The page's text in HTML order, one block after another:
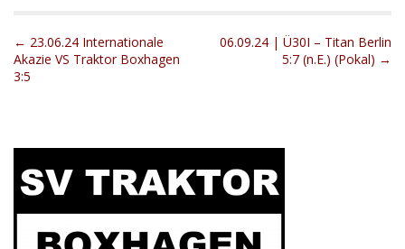
P
o
v
i
← 23.06.24 Internationale
Akazie VS Traktor Boxhagen
3:5
06.09.24 | Ü30I – Titan Berlin
5:7 (n.E.) (Pokal) →